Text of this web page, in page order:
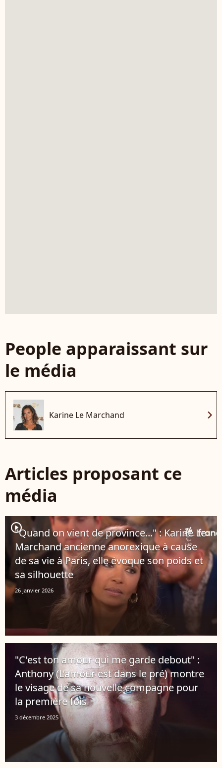
People apparaissant sur
le média
Karine Le Marchand chevron_right
Articles proposant ce
média
player2
"Quand on vient de province..." : Karine Le
Marchand ancienne anorexique à cause
de sa vie à Paris, elle évoque son poids et
sa silhouette
26 janvier 2026
"C'est ton amour qui me garde debout" :
Anthony (L’amour est dans le pré) montre
le visage de sa nouvelle compagne pour
la première fois
3 décembre 2025